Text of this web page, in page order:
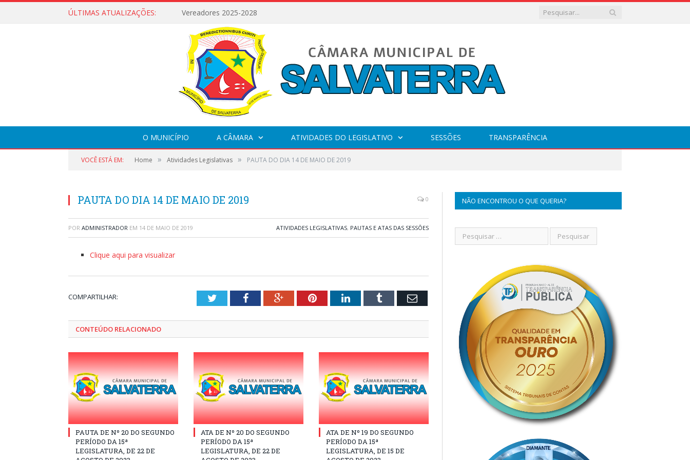
ÚLTIMAS ATUALIZAÇÕES: Vereadores 2025-2028
O MUNICÍPIO A CÂMARA ATIVIDADES DO LEGISLATIVO SESSÕES TRANSPARÊNCIA
VOCÊ ESTÁ EM: Home » Atividades Legislativas » PAUTA DO DIA 14 DE MAIO DE 2019
PAUTA DO DIA 14 DE MAIO DE 2019 0
POR ADMINISTRADOR EM 14 DE MAIO DE 2019 ATIVIDADES LEGISLATIVAS, PAUTAS E ATAS DAS SESSÕES
Clique aqui para visualizar
COMPARTILHAR: TwitterFacebookGoogle+PinterestLinkedInTumblr Email
CONTEÚDO RELACIONADO
PAUTA DE Nº 20 DO SEGUNDO
PERÍODO DA 15ª
LEGISLATURA, DE 22 DE
ATA DE Nº 20 DO SEGUNDO
PERÍODO DA 15ª
LEGISLATURA, DE 22 DE
ATA DE Nº 19 DO SEGUNDO
PERÍODO DA 15ª
LEGISLATURA, DE 15 DE
NÃO ENCONTROU O QUE QUERIA?